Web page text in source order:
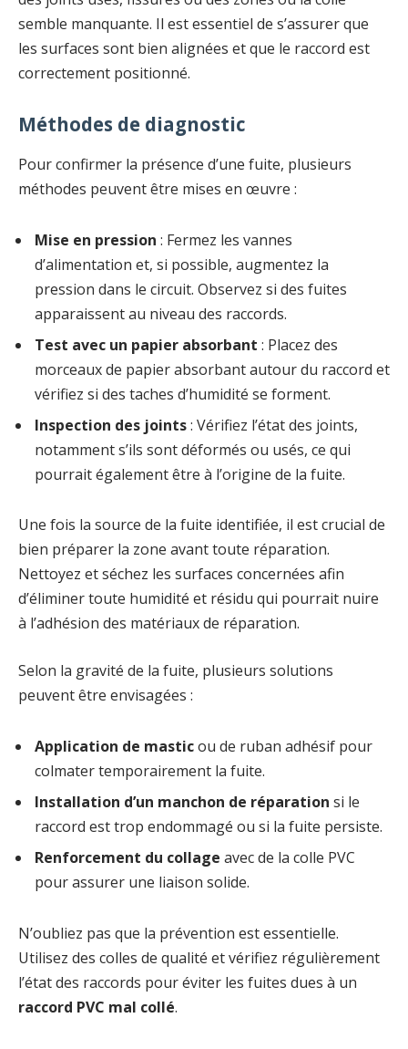
semble manquante. Il est essentiel de s’assurer que
les surfaces sont bien alignées et que le raccord est
correctement positionné.
Méthodes de diagnostic
Pour confirmer la présence d’une fuite, plusieurs
méthodes peuvent être mises en œuvre :
Mise en pression : Fermez les vannes
d’alimentation et, si possible, augmentez la
pression dans le circuit. Observez si des fuites
apparaissent au niveau des raccords.
Test avec un papier absorbant : Placez des
morceaux de papier absorbant autour du raccord et
vérifiez si des taches d’humidité se forment.
Inspection des joints: Vérifiez l’état des joints,
notamment s’ils sont déformés ou usés, ce qui
pourrait également être à l’origine de la fuite.
Une fois la source de la fuite identifiée, il est crucial de
bien préparer la zone avant toute réparation.
Nettoyez et séchez les surfaces concernées afin
d’éliminer toute humidité et résidu qui pourrait nuire
à l’adhésion des matériaux de réparation.
Selon la gravité de la fuite, plusieurs solutions
peuvent être envisagées :
Application de masticou de ruban adhésif pour
colmater temporairement la fuite.
Installation d’un manchon de réparation si le
raccord est trop endommagé ou si la fuite persiste.
Renforcement du collage avec de la colle PVC
pour assurer une liaison solide.
N’oubliez pas que la prévention est essentielle.
Utilisez des colles de qualité et vérifiez régulièrement
l’état des raccords pour éviter les fuites dues à un
raccord PVC mal collé.